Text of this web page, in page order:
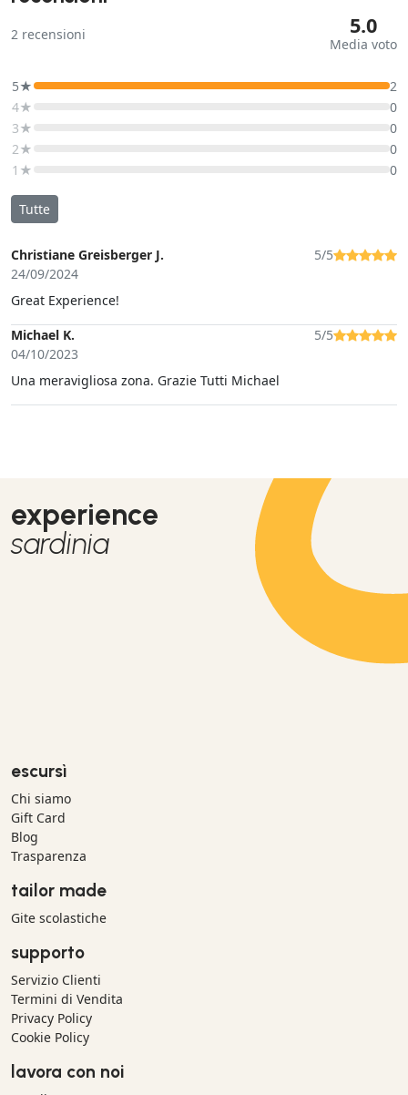
2 recensioni 5.0
Media voto
5★
2
4★
0
3★
0
2★
0
1★
0
Tutte
Christiane Greisberger J.
24/09/2024
5/5
Great Experience!
Michael K.
04/10/2023
5/5
Una meravigliosa zona. Grazie Tutti Michael
experience
sardinia
escursì
Chi siamo
Gift Card
Blog
Trasparenza
tailor made
Gite scolastiche
supporto
Servizio Clienti
Termini di Vendita
Privacy Policy
Cookie Policy
lavora con noi